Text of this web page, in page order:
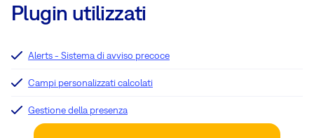
Plugin utilizzati
Alerts - Sistema di avviso precoce
Campi personalizzati calcolati
Gestione della presenza